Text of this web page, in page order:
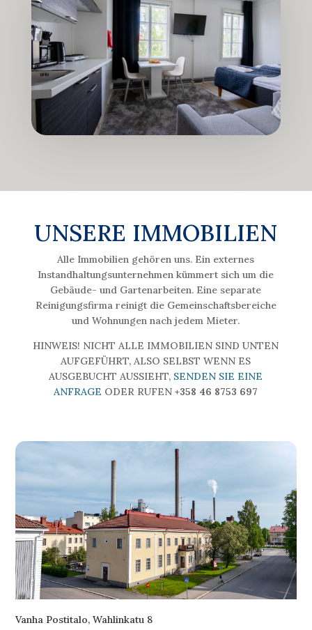
UNSERE IMMOBILIEN
Alle Immobilien gehören uns. Ein externes
Instandhaltungsunternehmen kümmert sich um die
Gebäude- und Gartenarbeiten. Eine separate
Reinigungsfirma reinigt die Gemeinschaftsbereiche
und Wohnungen nach jedem Mieter.
HINWEIS! NICHT ALLE IMMOBILIEN SIND UNTEN
AUFGEFÜHRT, ALSO SELBST WENN ES
AUSGEBUCHT AUSSIEHT, SENDEN SIE EINE
ANFRAGE ODER RUFEN+358 46 8753 697
Vanha Postitalo, Wahlinkatu 8